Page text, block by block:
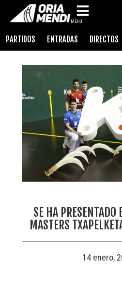
MENU
PARTIDOS ENTRADAS DIRECTOS
SE HA
MASTERS
14 enero,